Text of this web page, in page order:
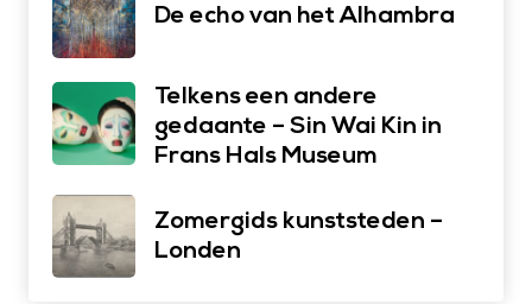
De echo van het Alhambra
Telkens een andere
gedaante – Sin Wai Kin in
Frans Hals Museum
Zomergids kunststeden –
Londen